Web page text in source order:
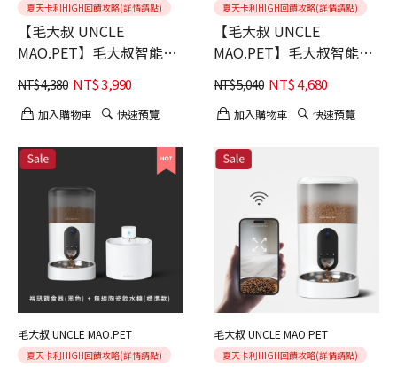
夏天卡利HIGH回饋攻略(詳情請點)
【毛大叔 UNCLE
MAO.PET】毛大叔智能養
寵特惠組(白色標準款)
NT$4,380 NT$3,990
加入購物車 快速預覽
夏天卡利HIGH回饋攻略(詳情請點)
【毛大叔 UNCLE
MAO.PET】毛大叔智能養
寵特惠組(黑色恆溫款)
NT$5,040 NT$4,680
加入購物車 快速預覽
毛大叔 UNCLE MAO.PET
夏天卡利HIGH回饋攻略(詳情請點)
毛大叔 UNCLE MAO.PET
夏天卡利HIGH回饋攻略(詳情請點)